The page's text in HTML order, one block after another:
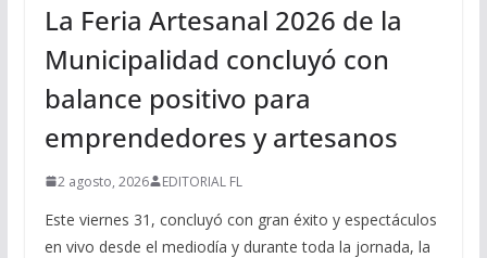
La Feria Artesanal 2026 de la
Municipalidad concluyó con
balance positivo para
emprendedores y artesanos
2 agosto, 2026 EDITORIAL FL
Este viernes 31, concluyó con gran éxito y espectáculos
en vivo desde el mediodía y durante toda la jornada, la